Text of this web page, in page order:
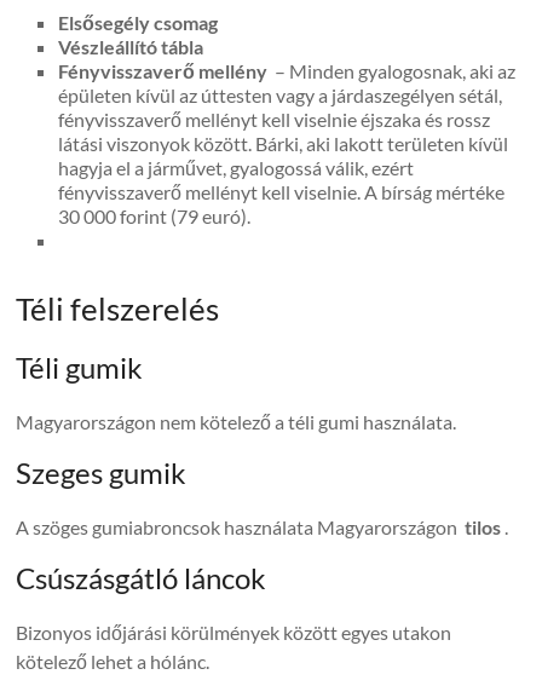
Elsősegély csomag
Vészleállító tábla
Fényvisszaverő mellény – Minden gyalogosnak, aki az
épületen kívül az úttesten vagy a járdaszegélyen sétál,
fényvisszaverő mellényt kell viselnie éjszaka és rossz
látási viszonyok között. Bárki, aki lakott területen kívül
hagyja el a járművet, gyalogossá válik, ezért
fényvisszaverő mellényt kell viselnie. A bírság mértéke
30 000 forint (79 euró).
Téli felszerelés
Téli gumik
Magyarországon nem kötelező a téli gumi használata.
Szeges gumik
A szöges gumiabroncsok használata Magyarországontilos
Csúszásgátló láncok
Bizonyos időjárási körülmények között egyes utakon
kötelező lehet a hólánc.